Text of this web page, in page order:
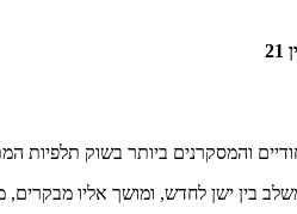
בין ישן לחדש, ומושך אליו מבקרים,